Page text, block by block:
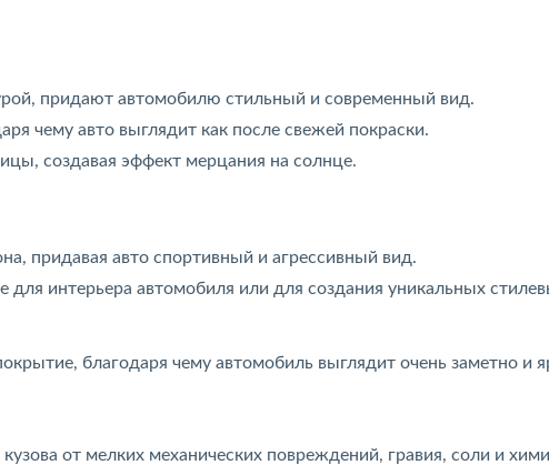
придают автомобилю стильный и современный вид.
чему авто выглядит как после свежей покраски.
создавая эффект мерцания на солнце.
придавая авто спортивный и агрессивный вид.
для интерьера автомобиля или для создания уникальных
благодаря чему автомобиль выглядит очень заметно и
от мелких механических повреждений, гравия, соли и